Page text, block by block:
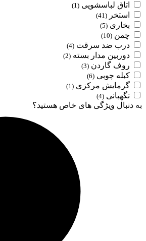
اتاق لباسشویی (1)
استخر (41)
بخاری (5)
چمن (10)
درب ضد سرقت (4)
دوربین مدار بسته (2)
روف گاردن (3)
کبله چوبی (6)
گرمایش مرکزی (1)
نگهبانی (4)
به دنبال ویژگی های خاص هستید؟